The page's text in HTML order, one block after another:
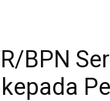
BPN